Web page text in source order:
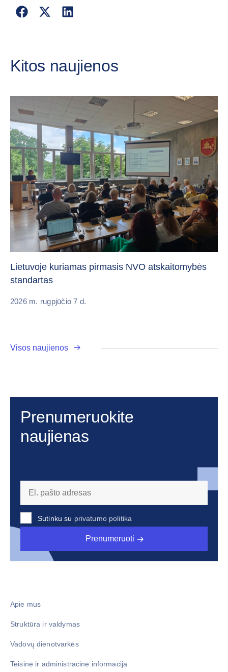
Kitos naujienos
Lietuvoje kuriamas pirmasis NVO atskaitomybės
standartas
2026 m. rugpjūčio 7 d.
Visos naujienos
Prenumeruokite
naujienas
Sutinku su privatumo politika
Prenumeruoti
Apie mus
Struktūra ir valdymas
Vadovų dienotvarkės
Teisinė ir administracinė informacija